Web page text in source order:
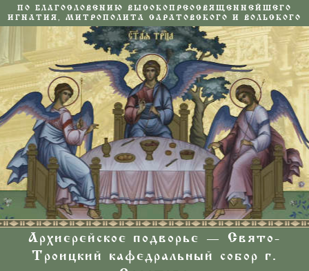
ПО БЛАГОСЛОВЕНИЮ ВЫСОКОПРЕОСВЯЩЕННЕЙШЕГО
ИГНАТИЯ, МИТРОПОЛИТА САРАТОВСКОГО И ВОЛЬСКОГО
Архиерейское подворье — Свято-
Троицкий кафедральный собор г.